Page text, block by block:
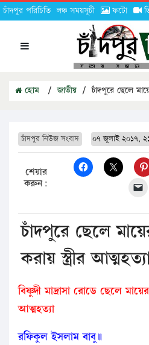
চাঁদপুর পরিচিতি লঞ্চ সময়সূচী ফটো
হোম / জাতীয় / চাঁদপুরে ছেলে
চাঁদপুর নিউজ সংবাদ ০৭ জুলাই ২০১৭,
শেয়ার
করুন:
চাঁদপুরে ছেলে
করায় স্ত্রীর
বিষ্ণুদী মাদ্রাসা রোডে ছেলে
আত্মহত্যা
রফিকুল ইসলাম বাবু॥